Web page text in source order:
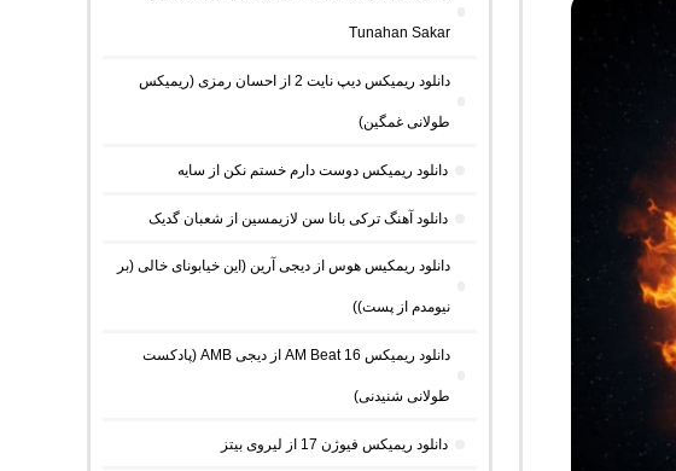
Tunahan Sakar
دانلود ریمیکس دیپ نایت 2 از احسان رمزی (ریمیکس
طولانی غمگین)
دانلود ریمیکس دوست دارم خستم نکن از سایه
دانلود آهنگ ترکی بانا سن لازیمسین از شعبان گدیک
دانلود ریمکیس هوس از دیجی آرین (این خیابونای خالی (بر
نیومدم از پست))
دانلود ریمیکس AM Beat 16 از دیجی AMB (پادکست
طولانی شنیدنی)
دانلود ریمیکس فیوژن 17 از لیروی بیتز